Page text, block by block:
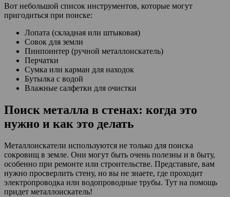
Вот небольшой список инструментов, которые могут
пригодиться при поиске:
Лопата (складная или штыковая)
Совок для земли
Пинпоинтер (ручной металлоискатель)
Перчатки
Сумка или карман для находок
Бутылка с водой
Влажные салфетки для очистки
Поиск металла в стенах: когда это
нужно и как это делать
Металлоискатели используются не только для поиска
сокровищ в земле. Они могут быть очень полезны и в быту,
особенно при ремонте или строительстве. Представьте, вам
нужно просверлить стену, но вы не знаете, где проходит
электропроводка или водопроводные трубы. Тут на помощь
придет металлоискатель!